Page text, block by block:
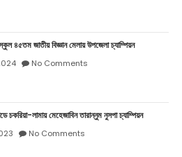
৪৫তম জাতীয় বিজ্ঞান মেলায় উপজেলা চ্যাম্পিয়ন
No Comments
চকরিয়া-লামায় মেহেজাবিন তারান্নুম নুসপা চ্যাম্পিয়ন
No Comments